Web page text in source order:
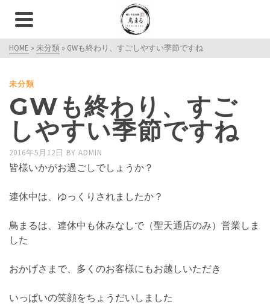
HOME » 未分類 » GWも終わり、すごしやすい季節ですね
未分類
GWも終わり、すご
しやすい季節ですね
2016年5月12日 BY ADMIN
皆様いかがお過ごしでしょうか？
連休中は、ゆっくりされましたか？
鳥まるは、連休中も休みなしで（聖天通店のみ）営業しま
した
おかげさまで、多くのお客様にもお越しいただき
いっぱいの笑顔をちょうだいしました